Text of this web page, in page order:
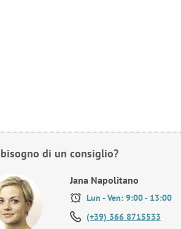
di un consiglio?
Jana Napolitano
Lun - Ven: 9:00 - 13:00
(+39) 366 8715533